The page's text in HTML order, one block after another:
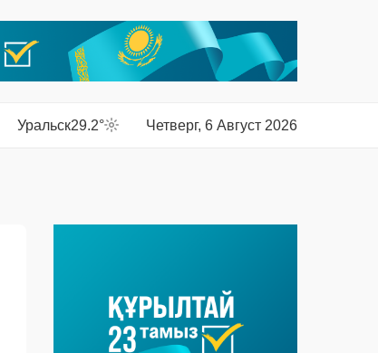
Уральск29.2° Четверг, 6 Август 2026